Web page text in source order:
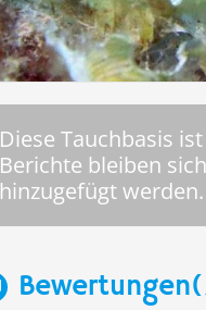
Diese Tauchbasis
Berichte bleiben
hinzugefügt werden.